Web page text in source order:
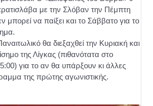
με την Σλόβαν την Πέμπτη
μπορεί να παίξει και το Σάββατο για το
θα διεξαχθεί την Κυριακή και
της Λίγκας (πιθανότατα στο
για το αν θα υπάρξουν κι άλλες
της πρώτης αγωνιστικής.